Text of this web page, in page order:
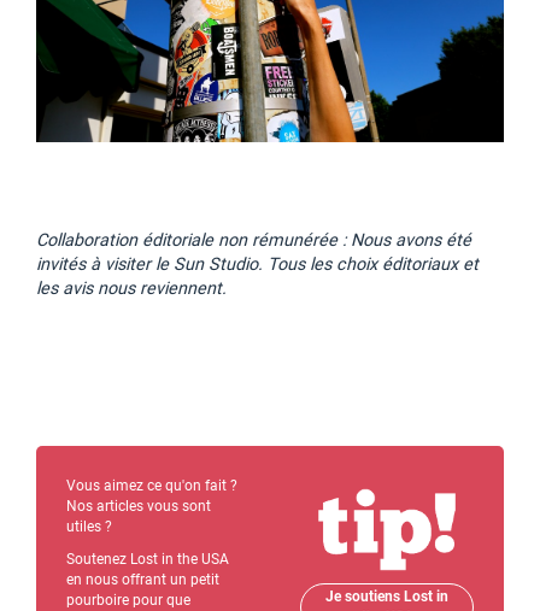
Collaboration éditoriale non rémunérée : Nous avons été
invités à visiter le Sun Studio. Tous les choix éditoriaux et
les avis nous reviennent.
Vous aimez ce qu'on fait ?
Nos articles vous sont
utiles ?
Soutenez Lost in the USA
en nous offrant un petit
pourboire pour que
Je soutiens Lost in